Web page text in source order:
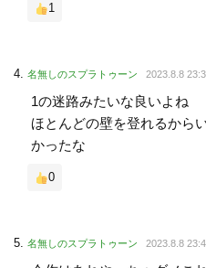
1
名無しのスプラトゥーン 2023.8.8
1の迷路みたいな良いよね
ほとんどの壁を登れるから
かったな
0
名無しのスプラトゥーン 2023.8.8